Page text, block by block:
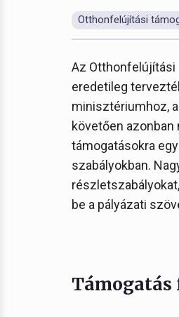
Otthonfelújítási
Az Otthonfelújítási
eredetileg
minisztériumhoz,
követően
támogatásokra
szabályokban.
be a pályázati